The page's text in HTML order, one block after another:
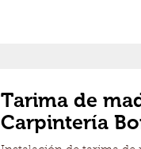
Tarima de
Carpintería